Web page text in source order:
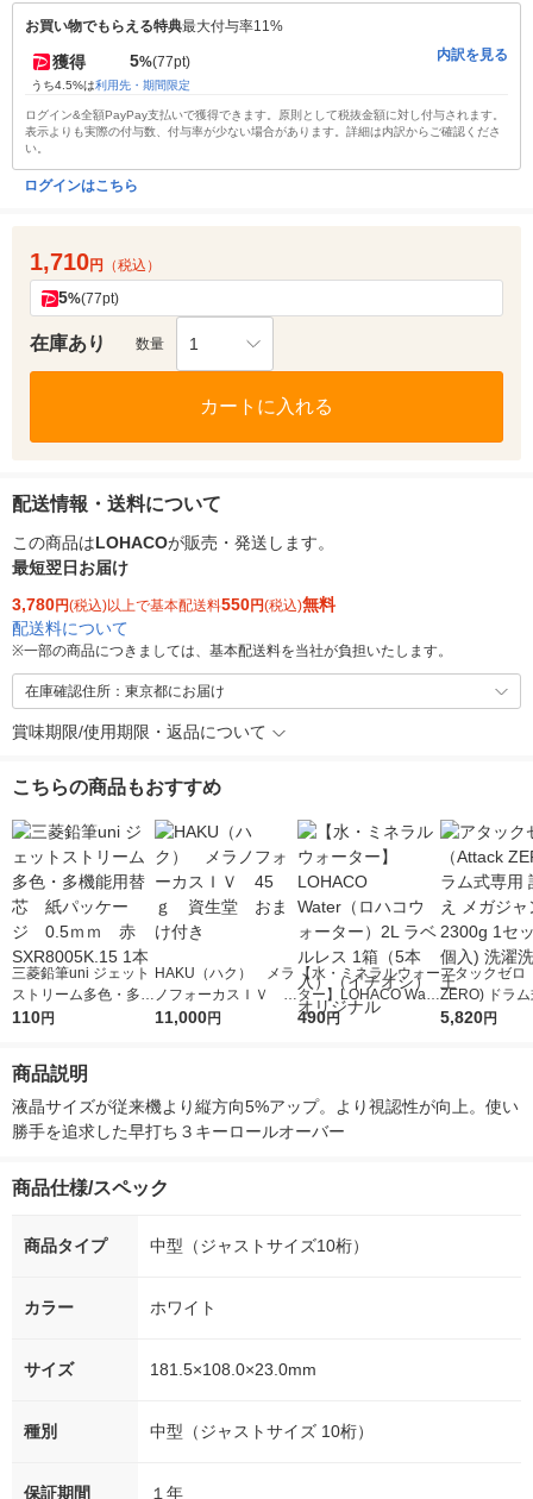
お買い物でもらえる特典最大付与率11%
獲得 5%(77pt)
うち4.5%は利用先・期間限定
内訳を見る
ログイン&全額PayPay支払いで獲得できます。原則として税抜金額に対し付与されます。
表示よりも実際の付与数、付与率が少ない場合があります。詳細は内訳からご確認くださ
い。
ログインはこちら
1,710円 （税込）
5%(77pt)
在庫あり 数量 1
カートに入れる
配送情報・送料について
この商品はLOHACOが販売・発送します。
最短翌日お届け
3,780円(税込)以上で基本配送料550円(税込)無料
配送料について
※一部の商品につきましては、基本配送料を当社が負担いたします。
在庫確認住所：東京都にお届け
賞味期限/使用期限・返品について
こちらの商品もおすすめ
三菱鉛筆uni ジェット
ストリーム多色・多機
能用替芯 紙パッケー
110円
HAKU（ハク） メラ
ノフォーカスＩＶ 4
5ｇ 資生堂 おまけ
11,000円
【水・ミネラルウォー
ター】LOHACO Wate
r（ロハコウォータ
490円
アタックゼロ
ZERO) ドラ
詰め替え メガ
5,820円
商品説明
液晶サイズが従来機より縦方向5%アップ。より視認性が向上。使い
勝手を追求した早打ち３キーロールオーバー
商品仕様/スペック
商品タイプ 中型（ジャストサイズ10桁）
カラー ホワイト
サイズ 181.5×108.0×23.0mm
種別 中型（ジャストサイズ 10桁）
保証期間 １年